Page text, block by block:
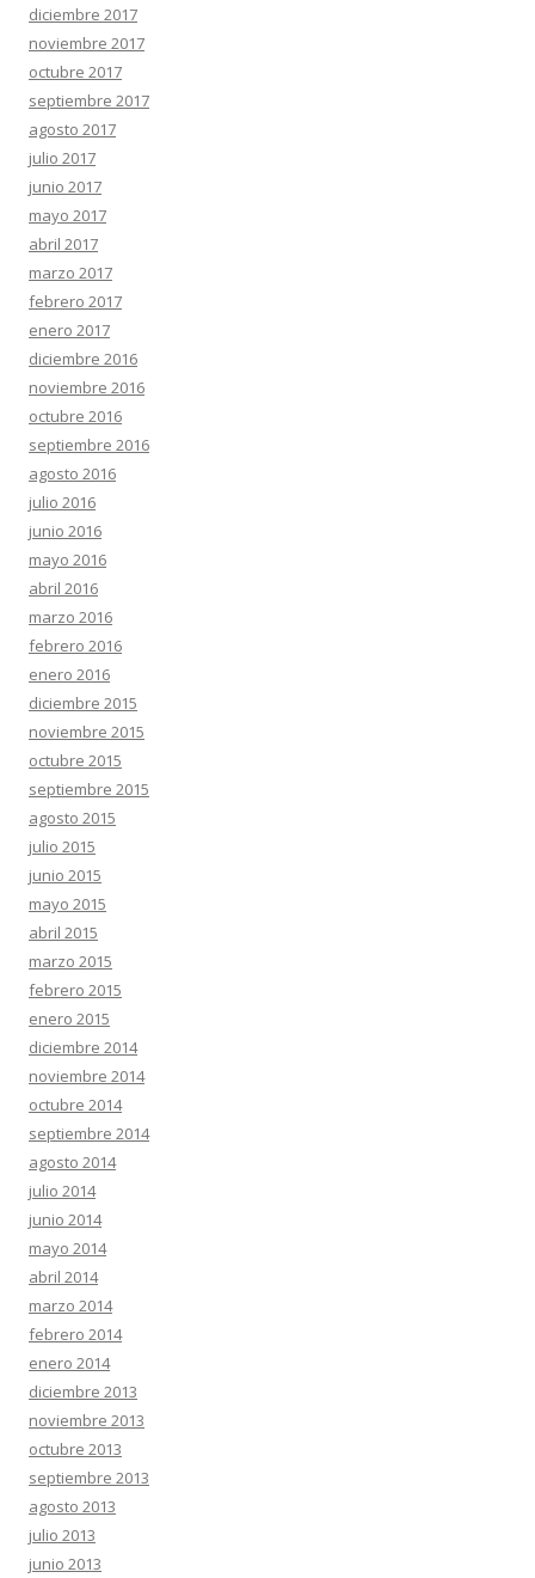
diciembre 2017
noviembre 2017
octubre 2017
septiembre 2017
agosto 2017
julio 2017
junio 2017
mayo 2017
abril 2017
marzo 2017
febrero 2017
enero 2017
diciembre 2016
noviembre 2016
octubre 2016
septiembre 2016
agosto 2016
julio 2016
junio 2016
mayo 2016
abril 2016
marzo 2016
febrero 2016
enero 2016
diciembre 2015
noviembre 2015
octubre 2015
septiembre 2015
agosto 2015
julio 2015
junio 2015
mayo 2015
abril 2015
marzo 2015
febrero 2015
enero 2015
diciembre 2014
noviembre 2014
octubre 2014
septiembre 2014
agosto 2014
julio 2014
junio 2014
mayo 2014
abril 2014
marzo 2014
febrero 2014
enero 2014
diciembre 2013
noviembre 2013
octubre 2013
septiembre 2013
agosto 2013
julio 2013
junio 2013